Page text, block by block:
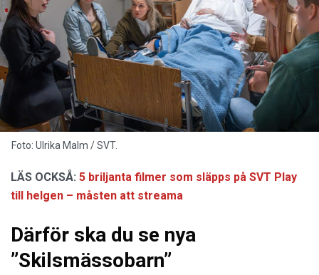
Foto: Ulrika Malm / SVT.
LÄS OCKSÅ: 5 briljanta filmer som släpps på SVT Play
till helgen – måsten att streama
Därför ska du se nya
”Skilsmässobarn”